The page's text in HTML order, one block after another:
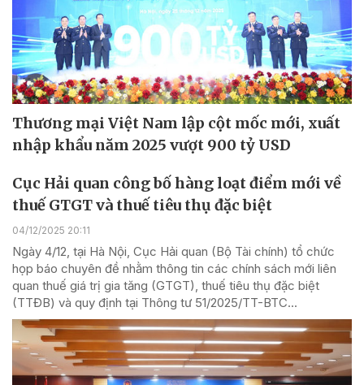
Thương mại Việt Nam lập cột mốc mới, xuất
nhập khẩu năm 2025 vượt 900 tỷ USD
Cục Hải quan công bố hàng loạt điểm mới về
thuế GTGT và thuế tiêu thụ đặc biệt
04/12/2025 20:11
Ngày 4/12, tại Hà Nội, Cục Hải quan (Bộ Tài chính) tổ chức
họp báo chuyên đề nhằm thông tin các chính sách mới liên
quan thuế giá trị gia tăng (GTGT), thuế tiêu thụ đặc biệt
(TTĐB) và quy định tại Thông tư 51/2025/TT-BTC...